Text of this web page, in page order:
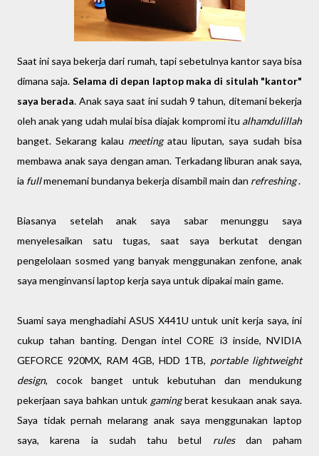
Saat ini saya bekerja dari rumah, tapi sebetulnya kantor saya bisa
dimana saja. Selama di depan laptop maka di situlah "kantor"
saya berada. Anak saya saat ini sudah 9 tahun, ditemani bekerja
oleh anak yang udah mulai bisa diajak kompromi itu alhamdulillah
banget. Sekarang kalau meeting atau liputan, saya sudah bisa
membawa anak saya dengan aman. Terkadang liburan anak saya,
ia fullmenemani bundanya bekerja disambil main dan refreshing.
Biasanya setelah anak saya sabar menunggu saya
menyelesaikan satu tugas, saat saya berkutat dengan
pengelolaan sosmed yang banyak menggunakan zenfone, anak
saya menginvansi laptop kerja saya untuk dipakai main game.
Suami saya menghadiahi ASUS X441U untuk unit kerja saya, ini
cukup tahan banting. Dengan intel CORE i3 inside, NVIDIA
GEFORCE 920MX, RAM 4GB, HDD 1TB, portable lightweight
design, cocok banget untuk kebutuhan dan mendukung
pekerjaan saya bahkan untuk gamingberat kesukaan anak saya.
Saya tidak pernah melarang anak saya menggunakan laptop
saya, karena ia sudah tahu betul rules dan paham